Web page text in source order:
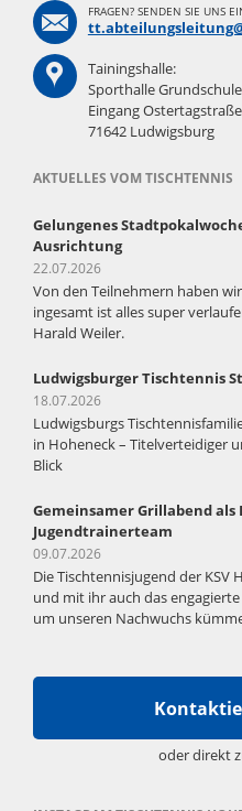
FRAGEN? SENDEN SIE UNS
Tainingshalle:
Sporthalle
Eingang Ostertagstraße
71642 Ludwigsburg
AKTUELLES VOM TISCHTENNIS
Gelungenes
Ausrichtung
22.07.2026
Von den Teilnehmern haben
ingesamt ist alles super
Harald Weiler.
Ludwigsburger Tischtennis
18.07.2026
Ludwigsburgs
in Hoheneck – Titelverteidiger
Blick
Gemeinsamer Grillabend
Jugendtrainerteam
09.07.2026
Die Tischtennisjugend der
und mit ihr auch das
um unseren Nachwuchs
oder direkt